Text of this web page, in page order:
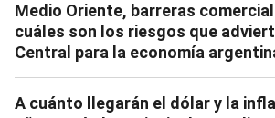
Medio Oriente, barreras
cuáles son los riesgos que
Central para la economía
A cuánto llegarán el dólar y la